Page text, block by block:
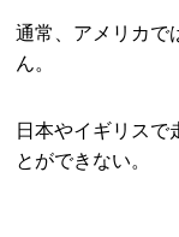
通常、アメリカで
ん。
日本やイギリスで
とができない。